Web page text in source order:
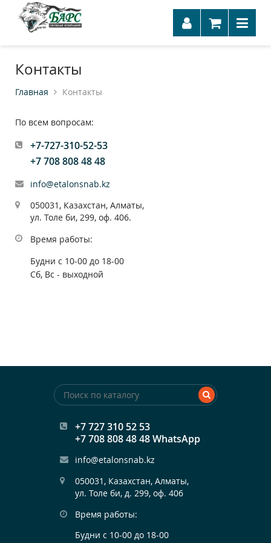
Контакты
Главная Контакты
По всем вопросам:
+7-727-310-52-53
+7 708 808 48 48
info@etalonsnab.kz
050031, Казахстан, Алматы,
ул. Толе би, 299, оф. 406.
Время работы:
Будни с 10-00 до 18-00
Сб, Вс - выходной
+7 727 310 52 53
+7 708 808 48 48 WhatsApp
info@etalonsnab.kz
050031, Казахстан, Алматы,
ул. Толе би, д. 299, оф. 406
Время работы:
Будни с 10-00 до 18-00